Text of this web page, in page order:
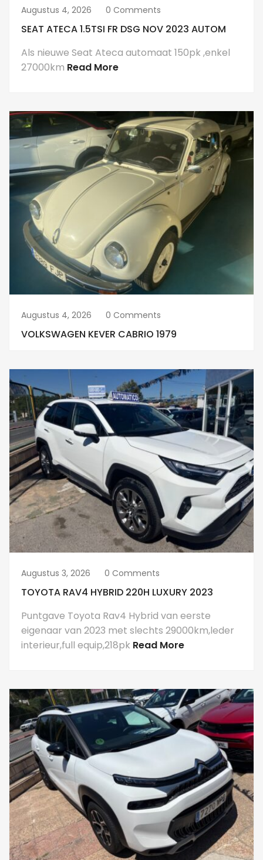
Augustus 4, 2026 0 Comments
SEAT ATECA 1.5TSI FR DSG NOV 2023 AUTOM
Als nieuwe Seat Ateca automaat 150pk ,enkel
27000km Read More
Augustus 4, 2026 0 Comments
VOLKSWAGEN KEVER CABRIO 1979
Augustus 3, 2026 0 Comments
TOYOTA RAV4 HYBRID 220H LUXURY 2023
Puntgave Toyota Rav4 Hybrid van eerste
eigenaar van 2023 met slechts 29000km,leder
interieur,full equip,218pk Read More